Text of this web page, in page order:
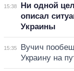
15:38
Ни одной
описал
Украины
15:35
Вучич
Украину на